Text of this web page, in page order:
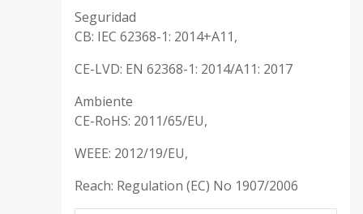
Seguridad
CB: IEC 62368-1: 2014+A11,
CE-LVD: EN 62368-1: 2014/A11: 2017
Ambiente
CE-RoHS: 2011/65/EU,
WEEE: 2012/19/EU,
Reach: Regulation (EC) No 1907/2006